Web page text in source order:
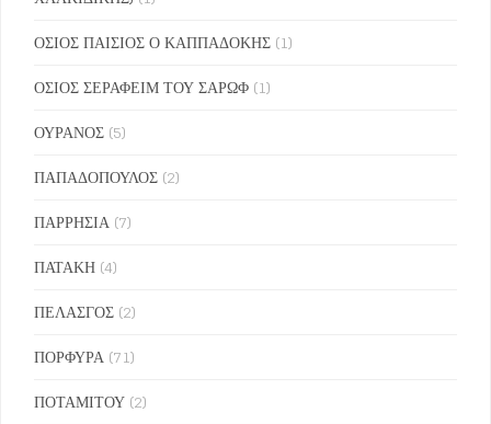
ΟΣΙΟΣ ΠΑΙΣΙΟΣ Ο ΚΑΠΠΑΔΟΚΗΣ (1)
ΟΣΙΟΣ ΣΕΡΑΦΕΙΜ ΤΟΥ ΣΑΡΩΦ (1)
ΟΥΡΑΝΟΣ (5)
ΠΑΠΑΔΟΠΟΥΛΟΣ (2)
ΠΑΡΡΗΣΙΑ (7)
ΠΑΤΑΚΗ (4)
ΠΕΛΑΣΓΟΣ (2)
ΠΟΡΦΥΡΑ (71)
ΠΟΤΑΜΙΤΟΥ (2)